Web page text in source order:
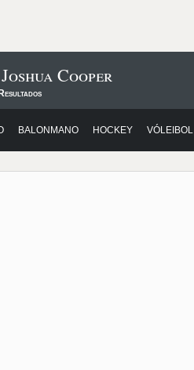
Cooper
BALONMANO HOCKEY VÓLEIBOL